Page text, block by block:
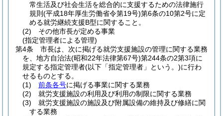
常生活及び社会生活を総合的に支援するための法律施行
規則 (平成18年厚生労働省令第19号)第6条の10第2号に定
める就労継続支援B型に関すること。
(2)
その他市長が定める事業
(指定管理者による管理)
第4条
市長は、次に掲げる就労支援施設の管理に関する業務
を、地方自治法(昭和22年法律第67号)第244条の2第3項に
規定する指定管理者(以下「指定管理者」という。)に行わ
せるものとする。
(1)
前条各号に掲げる事業に関する業務
(2)
就労支援施設の利用及び利用の制限に関する業務
(3)
就労支援施設の施設及び附属設備の維持及び修繕に関
する業務